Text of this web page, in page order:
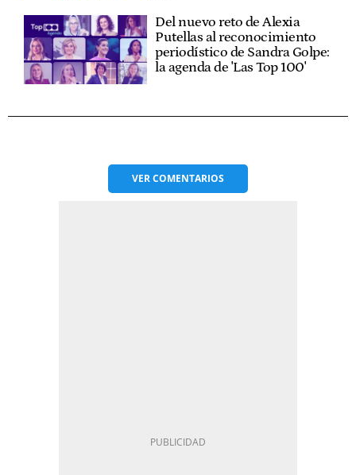
Del nuevo reto de Alexia
Putellas al reconocimiento
periodístico de Sandra Golpe:
la agenda de 'Las Top 100'
VERCOMENTARIOS